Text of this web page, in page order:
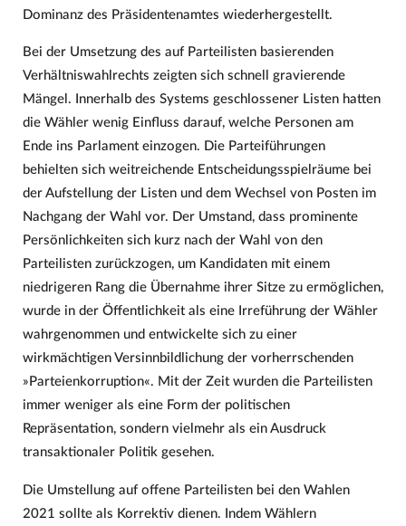
Dominanz des Präsidentenamtes wiederhergestellt.
Bei der Umsetzung des auf Parteilisten basierenden
Verhältniswahlrechts zeigten sich schnell gravierende
Mängel. Innerhalb des Systems geschlossener Listen hatten
die Wähler wenig Einfluss darauf, welche Personen am
Ende ins Parlament einzogen. Die Parteiführungen
behielten sich weitreichende Entscheidungsspielräume bei
der Aufstellung der Listen und dem Wechsel von Posten im
Nachgang der Wahl vor. Der Umstand, dass prominente
Persönlichkeiten sich kurz nach der Wahl von den
Parteilisten zurückzogen, um Kandidaten mit einem
niedrigeren Rang die Übernahme ihrer Sitze zu ermöglichen,
wurde in der Öffentlichkeit als eine Irreführung der Wähler
wahrgenommen und entwickelte sich zu einer
wirkmächtigen Versinnbildlichung der vorherrschenden
»Parteienkorruption«. Mit der Zeit wurden die Parteilisten
immer weniger als eine Form der politischen
Repräsentation, sondern vielmehr als ein Ausdruck
transaktionaler Politik gesehen.
Die Umstellung auf offene Parteilisten bei den Wahlen
2021 sollte als Korrektiv dienen. Indem Wählern